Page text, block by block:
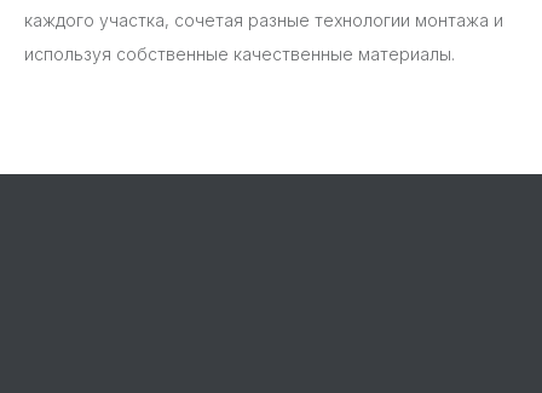
каждого участка, сочетая разные технологии монтажа и
используя собственные качественные материалы.